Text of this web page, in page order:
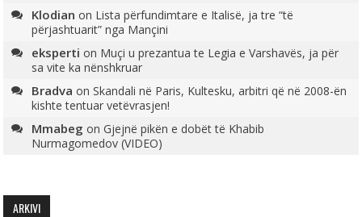
Klodian on Lista përfundimtare e Italisë, ja tre “të
përjashtuarit” nga Mançini
eksperti on Muçi u prezantua te Legia e Varshavës, ja për
sa vite ka nënshkruar
Bradva onSkandali në Paris, Kultesku, arbitri që në 2008-ën
kishte tentuar vetëvrasjen!
Mmabeg onGjejnë pikën e dobët të Khabib
Nurmagomedov (VIDEO)
ARKIVI